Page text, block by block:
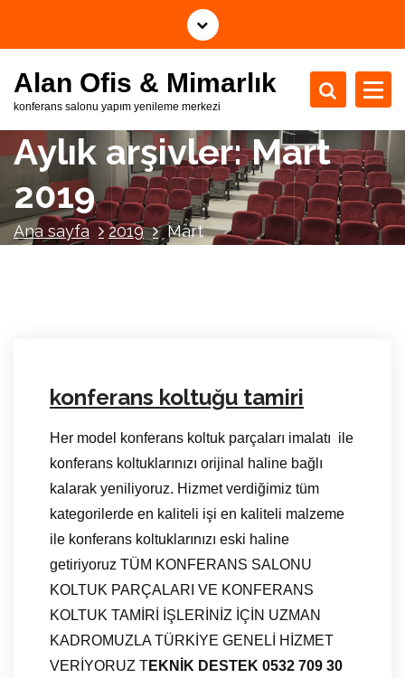
e
Alan Ofis & Mimarlık
konferans salonu yapım yenileme merkezi
Aylık arşivler: Mart
2019
Ana sayfa 2019 Mart
konferans koltuğu tamiri
Her model konferans koltuk parçaları imalatı ile
konferans koltuklarınızı orijinal haline bağlı
kalarak yeniliyoruz. Hizmet verdiğimiz tüm
kategorilerde en kaliteli işi en kaliteli malzeme
ile konferans koltuklarınızı eski haline
getiriyoruz TÜM KONFERANS SALONU
KOLTUK PARÇALARI VE KONFERANS
KOLTUK TAMİRİ İŞLERİNİZ İÇİN UZMAN
KADROMUZLA TÜRKİYE GENELİ HİZMET
VERİYORUZ TEKNİK DESTEK 0532 709 30